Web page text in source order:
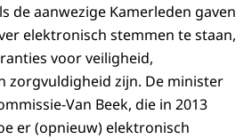
de aanwezige Kamerleden gaven
elektronisch stemmen te staan,
voor veiligheid,
zorgvuldigheid zijn. De minister
Van Beek, die in 2013
er (opnieuw) elektronisch